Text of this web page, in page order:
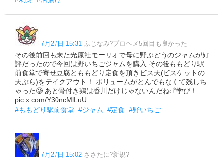
7月27日 15:31 ふじなみ?プロヘメ5回目も良かった
その後前回も来た光原社モーリオで母に野ぶどうのジャムが好
評だったので今回は野いちごジャムを購入 その後ももどり駅
前食堂で寄せ豆腐とももどり定食を頂きビス天(ビスケットの
天ぷら)をテイクアウト！ ボリュームがとんでもなくて残しち
ゃった🥲 あと骨付き鶏は香川だけじゃないんだね🍗学び！
pic.x.com/Y30ncMlLuU
#ももどり駅前食堂 #ジャム #定食 #野いちご
7月27日 15:02 ささたに?新規?